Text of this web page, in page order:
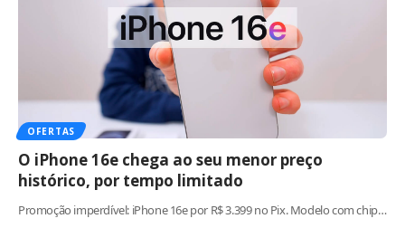
OFERTAS
O iPhone 16e chega ao seu menor preço
histórico, por tempo limitado
Promoção imperdível: iPhone 16e por R$ 3.399 no Pix. Modelo com chip…